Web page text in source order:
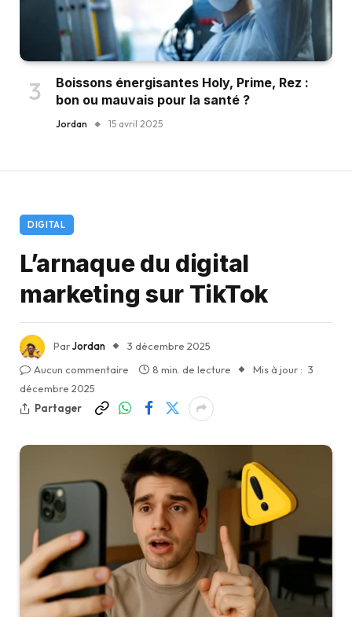
Boissons énergisantes Holy, Prime, Rez :
bon ou mauvais pour la santé ?
Jordan 15 avril 2025
DIGITAL
L’arnaque du digital
marketing sur TikTok
ParJordan
3 décembre 2025
Aucun commentaire
8 min. de lecture Mis à jour : 3
décembre 2025
Partager